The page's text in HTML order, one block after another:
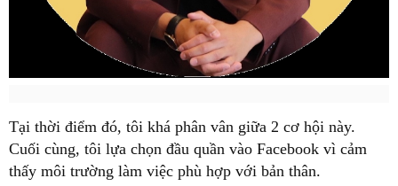
Tại thời điểm đó, tôi khá phân vân giữa 2 cơ hội này.
Cuối cùng, tôi lựa chọn đầu quần vào Facebook vì cảm
thấy môi trường làm việc phù hợp với bản thân.